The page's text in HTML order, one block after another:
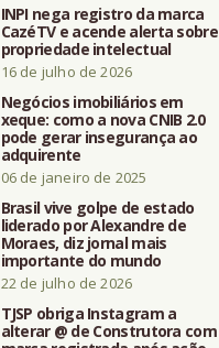
INPI nega registro da marca
CazéTV e acende alerta sobre
propriedade intelectual
16 de julho de 2026
Negócios imobiliários em
xeque: como a nova CNIB 2.0
pode gerar insegurança ao
adquirente
06 de janeiro de 2025
Brasil vive golpe de estado
liderado por Alexandre de
Moraes, diz jornal mais
importante do mundo
22 de julho de 2026
TJSP obriga Instagram a
alterar @ de Construtora com